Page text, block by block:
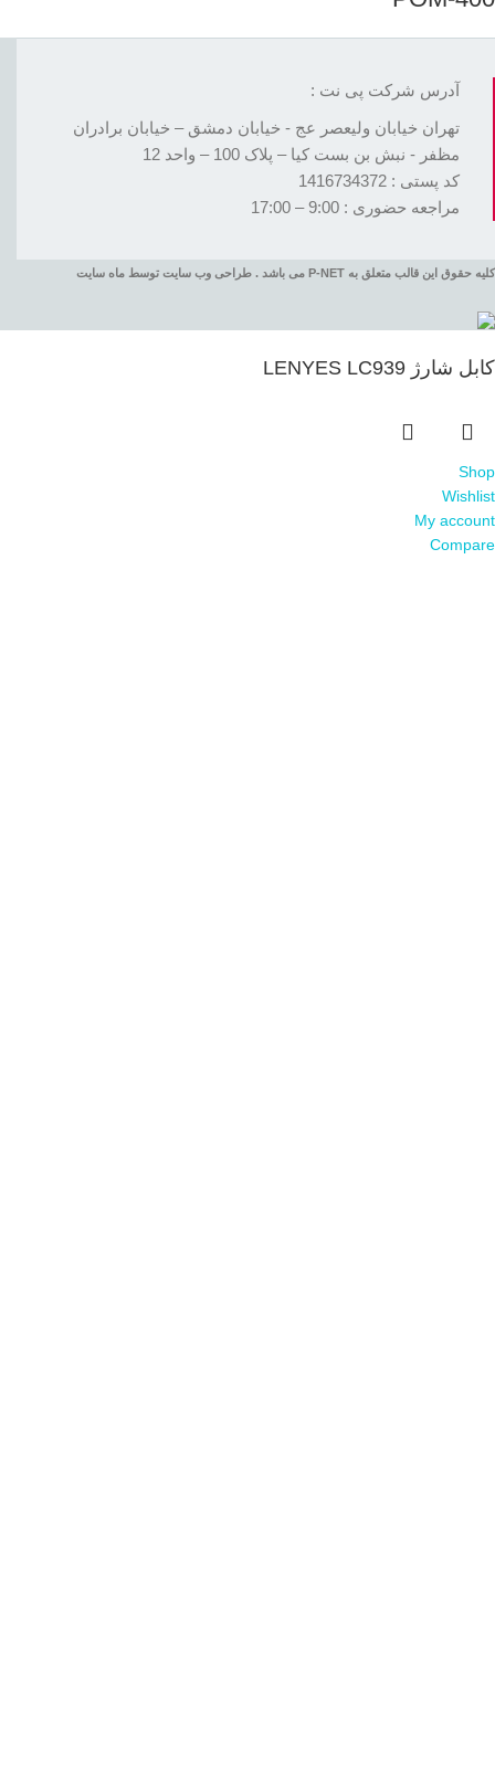
آدرس شرکت پی نت :
تهران خیابان ولیعصر عج - خیابان دمشق – خیابان برادران
مظفر - نبش بن بست کیا – پلاک 100 – واحد 12
کد پستی : 1416734372
مراجعه حضوری : 9:00 – 17:00
کلیه حقوق این قالب متعلق به P-NET می باشد . طراحی وب سایت توسط ماه سایت
کابل شارژ LENYES LC939
Shop
Wishlist
My account
Compare